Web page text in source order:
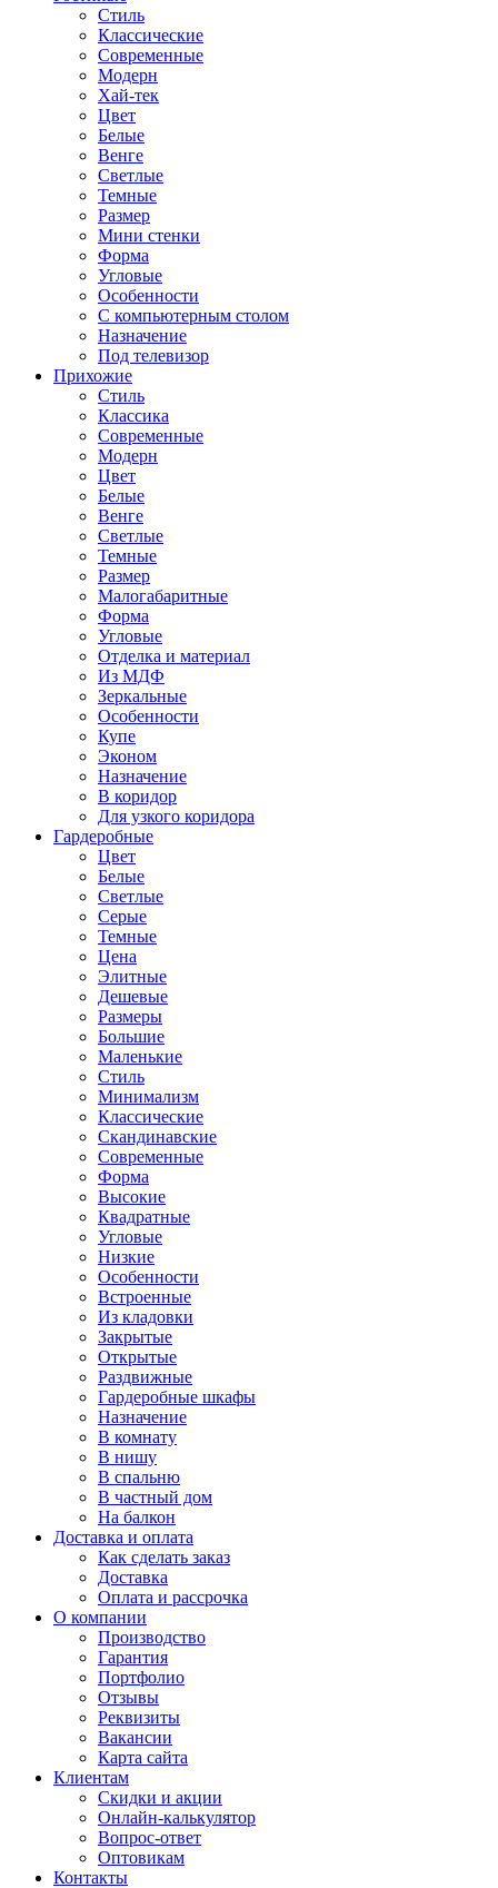
Стиль
Классические
Современные
Модерн
Хай-тек
Цвет
Белые
Венге
Светлые
Темные
Размер
Мини стенки
Форма
Угловые
Особенности
С компьютерным столом
Назначение
Под телевизор
Прихожие
Стиль
Классика
Современные
Модерн
Цвет
Белые
Венге
Светлые
Темные
Размер
Малогабаритные
Форма
Угловые
Отделка и материал
Из МДФ
Зеркальные
Особенности
Купе
Эконом
Назначение
В коридор
Для узкого коридора
Гардеробные
Цвет
Белые
Светлые
Серые
Темные
Цена
Элитные
Дешевые
Размеры
Большие
Маленькие
Стиль
Минимализм
Классические
Скандинавские
Современные
Форма
Высокие
Квадратные
Угловые
Низкие
Особенности
Встроенные
Из кладовки
Закрытые
Открытые
Раздвижные
Гардеробные шкафы
Назначение
В комнату
В нишу
В спальню
В частный дом
На балкон
Доставка и оплата
Как сделать заказ
Доставка
Оплата и рассрочка
О компании
Производство
Гарантия
Портфолио
Отзывы
Реквизиты
Вакансии
Карта сайта
Клиентам
Скидки и акции
Онлайн-калькулятор
Вопрос-ответ
Оптовикам
Контакты